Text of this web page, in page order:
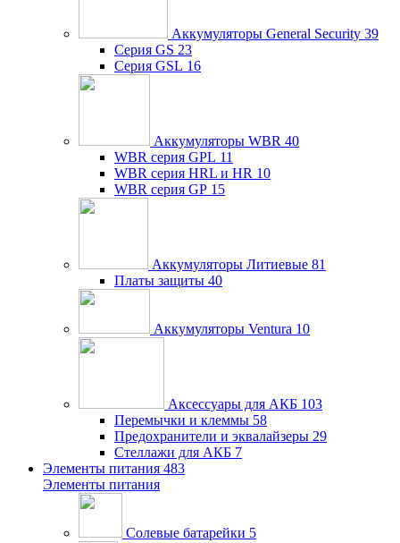
Аккумуляторы General Security 39
Серия GS 23
Серия GSL 16
Аккумуляторы WBR 40
WBR серия GPL 11
WBR серия HRL и HR 10
WBR серия GP 15
Аккумуляторы Литиевые 81
Платы защиты 40
Аккумуляторы Ventura 10
Аксессуары для АКБ 103
Перемычки и клеммы 58
Предохранители и эквалайзеры 29
Стеллажи для АКБ 7
Элементы питания 483
Элементы питания
Солевые батарейки 5